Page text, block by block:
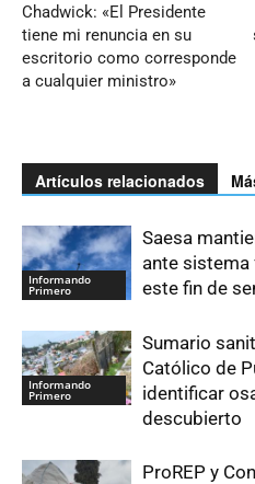
Chadwick: «El Presidente
tiene mi renuncia en su
escritorio como corresponde
a cualquier ministro»
Artículos relacionados
Informando
Primero
Saesa
ante
este fin de
Informando
Primero
Sumario
Católico de
identificar
descubierto
ProREP y